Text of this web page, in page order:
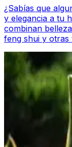
¿Sabías que
y elegancia a tu
combinan
feng shui y otras